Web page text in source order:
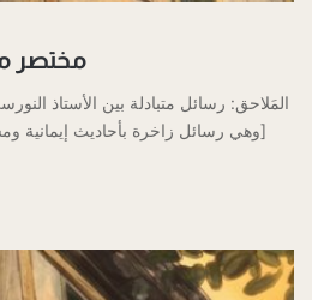
مختصر
وهي رسائل زاخرة بأحاديث إيمانية